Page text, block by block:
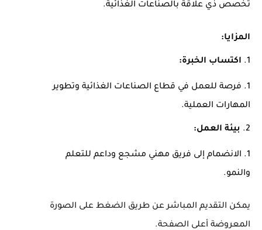
تخصص ذي علاقة بالصناعات الغذائية.
المزايا:
اكتساب الخبرة:
فرصة للعمل في قطاع الصناعات الغذائية وتطوير
المهارات العملية.
بيئة العمل:
الانضمام إلى فريق مهني مشجع وداعم للتعلم
والنمو.
يمكن التقديم المباشر عن طريق الضغط على الصورة
المعروضة أعلى الصفحة.